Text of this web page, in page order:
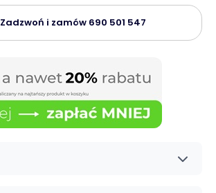
Zadzwoń i zamów 690 501 547